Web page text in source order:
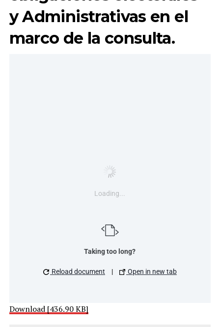
y Administrativas en el
marco de la consulta.
Loading...
Taking too long?
Reload document | Open in new tab
Download [436.90 KB]